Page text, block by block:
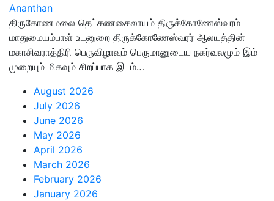
Ananthan
திருகோணமலை தெட்சணகைலாயம் திருக்கோணேஸ்வரம்
மாதுமையம்பாள் உடனுறை திருக்கோணேஸ்வரர் ஆலயத்தின்
மகாசிவராத்திரி பெருவிழாவும் பெருமானுடைய நகர்வலமும் இம்
முறையும் மிகவும் சிறப்பாக இடம்…
August 2026
July 2026
June 2026
May 2026
April 2026
March 2026
February 2026
January 2026